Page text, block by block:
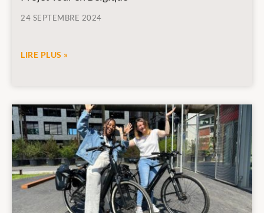
24 SEPTEMBRE 2024
LIRE PLUS »